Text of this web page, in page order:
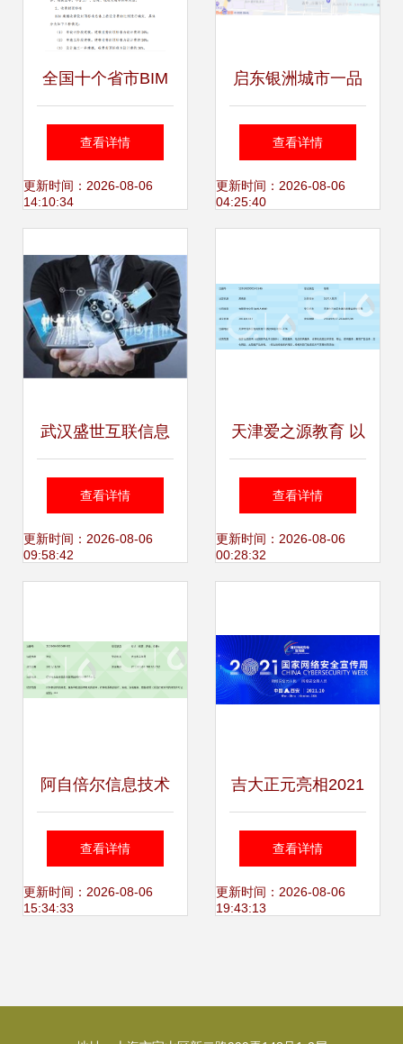
全国十个省市BIM
服务定价标准汇总
信息技术咨询服务
查看详情
更新时间：2026-08-06
14:10:34
启东银洲城市一品
引领未来生活方式
的情报信息服务商
查看详情
更新时间：2026-08-06
04:25:40
武汉盛世互联信息
技术有限公司 数智
时代企业数字化转
查看详情
更新时间：2026-08-06
09:58:42
天津爱之源教育 以
信息技术咨询赋能
教育未来
查看详情
更新时间：2026-08-06
00:28:32
阿自倍尔信息技术
中心（大连）第一
分公司 信息技术咨
查看详情
更新时间：2026-08-06
15:34:33
吉大正元亮相2021
国家网络安全宣传
周，创新产品技术
查看详情
更新时间：2026-08-06
19:43:13